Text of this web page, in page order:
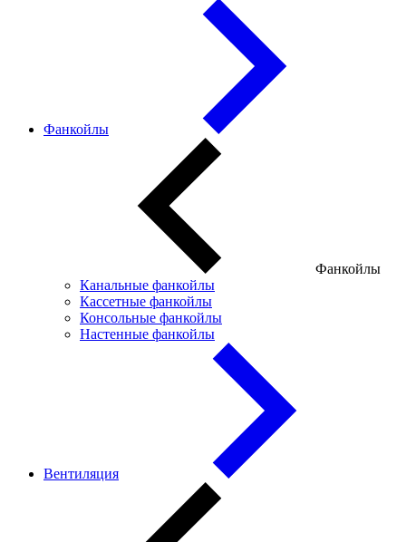
Фанкойлы
Фанкойлы
Канальные фанкойлы
Кассетные фанкойлы
Консольные фанкойлы
Настенные фанкойлы
Вентиляция